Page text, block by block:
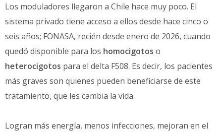
Los moduladores llegaron a Chile hace muy poco. El
sistema privado tiene acceso a ellos desde hace cinco o
seis años; FONASA, recién desde enero de 2026, cuando
quedó disponible para los homocigotos o
heterocigotos para el delta F508. Es decir, los pacientes
más graves son quienes pueden beneficiarse de este
tratamiento, que les cambia la vida.
Logran más energía, menos infecciones, mejoran en el